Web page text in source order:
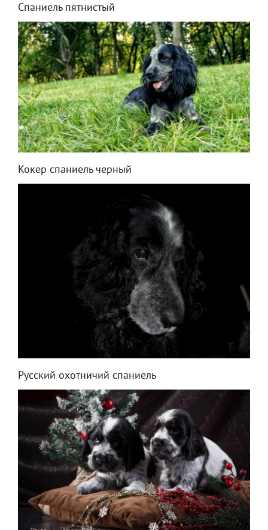
Спаниель пятнистый
Кокер спаниель черный
Русский охотничий спаниель